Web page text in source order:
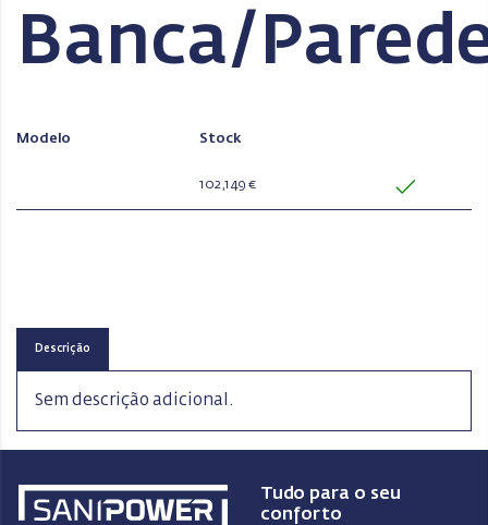
Banca/
Modelo Stock
102,149 €
Descrição
Sem descrição adicional.
Tudo para o seu
conforto